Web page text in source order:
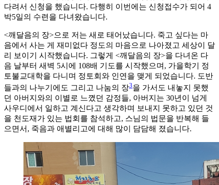
다려서 신청을 했습니다. 다행히 이번에는 신청접수가 되어 4
박5일의 수련을 다녀왔습니다.
<깨달음의 장>으로 저는 새로 태어났습니다. 죽고 싶다는 마
음에서 사는 게 재미없다 정도의 마음으로 나아졌고 세상이 달
리 보이기 시작했습니다. 그렇게 <깨달음의 장>을 다녀온 다
음 날부터 새벽 5시에 108배 기도를 시작했으며, 가을학기 정
토불교대학을 다니며 정토회와 인연을 맺게 되었습니다. 도반
들과의 나누기에도 그리고 나눔의 장3을 가서도 내놓지 못했
던 아버지와의 이별로 느꼈던 감정들, 아버지는 30년이 넘게
사우디에서 일하고 계신다고 생각하며 보내지 못하고 있던 것
을 천도재가 있는 법회를 참석하고, 스님의 법문을 반복해 들
으면서, 죽음과 애별리고에 대해 많이 담담해 졌습니다.